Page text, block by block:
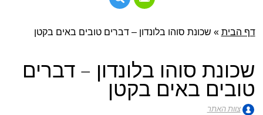
תפריט ראשי
דילוג
דף הבית » שכונת סוהו בלונדון – דברים טובים באים בקטן
שכונת סוהו בלונדון – דברים
טובים באים בקטן
צוות האתר